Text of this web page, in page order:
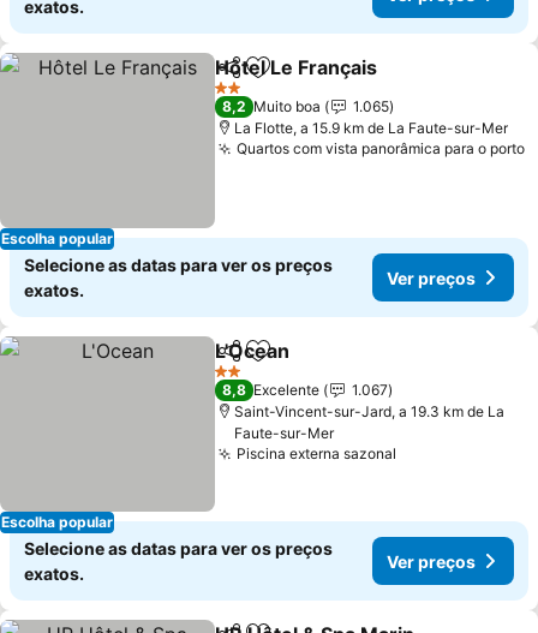
exatos.
Escolha popular
PartilharAdicionar aos favoritos
Hôtel Le Français
2 Estrelas
8,2 Muito boa
1.065
La Flotte, a 15.9 km de La Faute-sur-Mer
Quartos com vista panorâmica para o porto
Selecione as datas para ver os preços
exatos.
Ver preços
Escolha popular
PartilharAdicionar aos favoritos
L'Ocean
2 Estrelas
8,8 Excelente
1.067
Saint-Vincent-sur-Jard, a 19.3 km de La
Faute-sur-Mer
Piscina externa sazonal
Selecione as datas para ver os preços
exatos.
Ver preços